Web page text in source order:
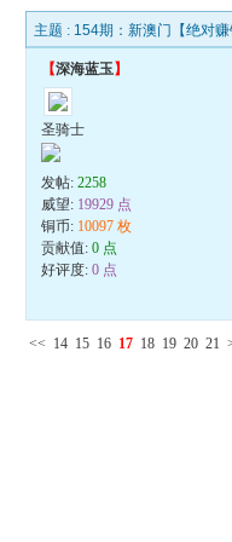
主题 : 154期：新澳门【绝对
【深海蓝玉】
圣骑士
发帖:2258
威望: 19929 点
铜币: 10097 枚
贡献值:0 点
好评度:0 点
<< 14 15 16 17 18 19 20 21